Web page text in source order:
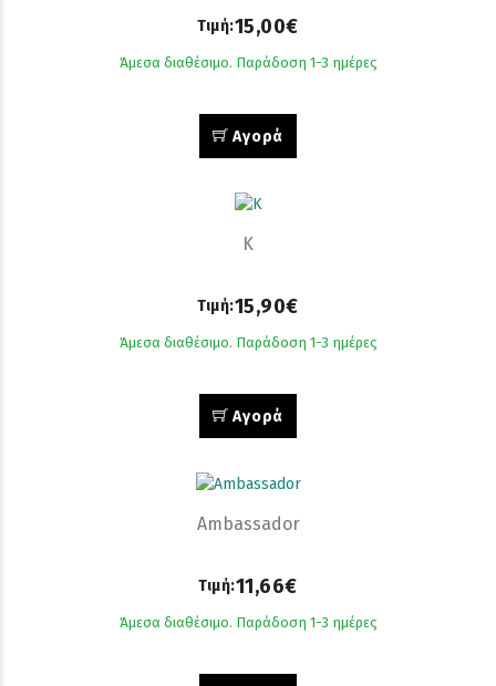
Τιμή:15,00€
Άμεσα διαθέσιμο. Παράδοση 1-3 ημέρες
Αγορά
Κ
Τιμή:15,90€
Άμεσα διαθέσιμο. Παράδοση 1-3 ημέρες
Αγορά
Ambassador
Τιμή:11,66€
Άμεσα διαθέσιμο. Παράδοση 1-3 ημέρες